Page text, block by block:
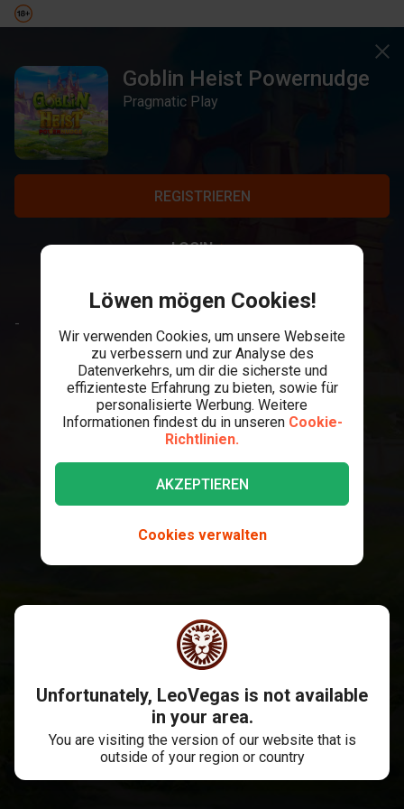
Goblin Heist Powernudge
Pragmatic Play
REGISTRIEREN
LOGIN
-
Löwen mögen Cookies!
Wir verwenden Cookies, um unsere Webseite
zu verbessern und zur Analyse des
Datenverkehrs, um dir die sicherste und
effizienteste Erfahrung zu bieten, sowie für
personalisierte Werbung. Weitere
Informationen findest du in unseren Cookie-
Richtlinien.
AKZEPTIEREN
Cookies verwalten
Unfortunately, LeoVegas is not available
in your area.
You are visiting the version of our website that is
outside of your region or country